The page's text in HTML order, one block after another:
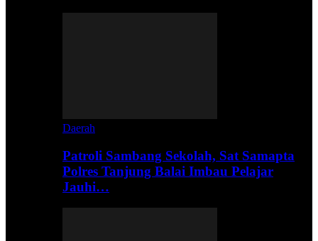
Daerah
Patroli Sambang Sekolah, Sat Samapta
Polres Tanjung Balai Imbau Pelajar
Jauhi…